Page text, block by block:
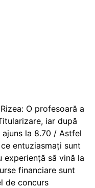
O profesoară a
iar după
la 8.70 / Astfel
entuziasmați sunt
experiență să vină la
financiare sunt
de concurs